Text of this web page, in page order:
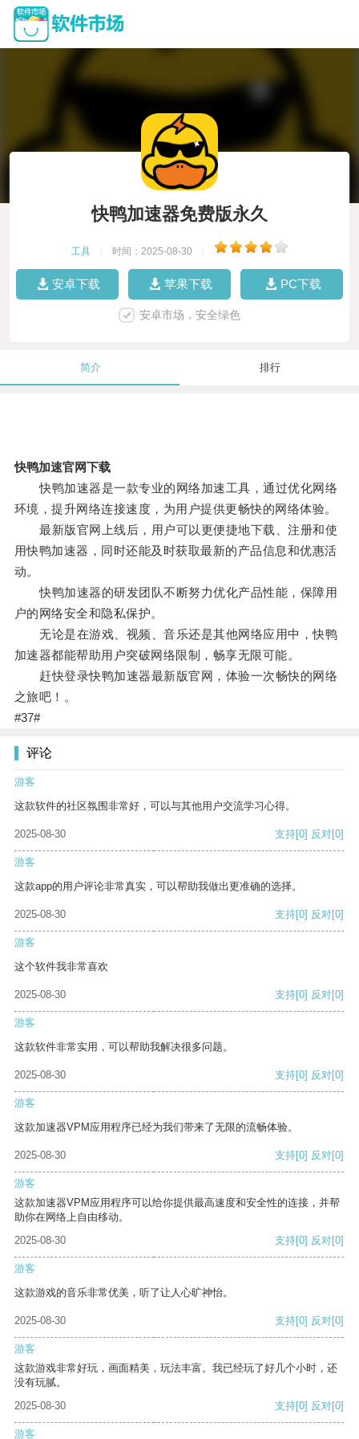
快鸭加速器免费版永久
工具 时间：2025-08-30
安卓下载 苹果下载 PC下载
安卓市场，安全绿色
简介 排行
快鸭加速官网下载
快鸭加速器是一款专业的网络加速工具，通过优化网络
环境，提升网络连接速度，为用户提供更畅快的网络体验。
最新版官网上线后，用户可以更便捷地下载、注册和使
用快鸭加速器，同时还能及时获取最新的产品信息和优惠活
动。
快鸭加速器的研发团队不断努力优化产品性能，保障用
户的网络安全和隐私保护。
无论是在游戏、视频、音乐还是其他网络应用中，快鸭
加速器都能帮助用户突破网络限制，畅享无限可能。
赶快登录快鸭加速器最新版官网，体验一次畅快的网络
之旅吧！。
#37#
评论
游客
这款软件的社区氛围非常好，可以与其他用户交流学习心得。
2025-08-30 支持[0] 反对[0]
游客
这款app的用户评论非常真实，可以帮助我做出更准确的选择。
2025-08-30 支持[0] 反对[0]
游客
这个软件我非常喜欢
2025-08-30 支持[0] 反对[0]
游客
这款软件非常实用，可以帮助我解决很多问题。
2025-08-30 支持[0] 反对[0]
游客
这款加速器VPM应用程序已经为我们带来了无限的流畅体验。
2025-08-30 支持[0] 反对[0]
游客
这款加速器VPM应用程序可以给你提供最高速度和安全性的连接，并帮
助你在网络上自由移动。
2025-08-30
支持[0] 反对[0]
游客
这款游戏的音乐非常优美，听了让人心旷神怡。
2025-08-30 支持[0] 反对[0]
游客
这款游戏非常好玩，画面精美，玩法丰富。我已经玩了好几个小时，还
没有玩腻。
2025-08-30
支持[0] 反对[0]
游客